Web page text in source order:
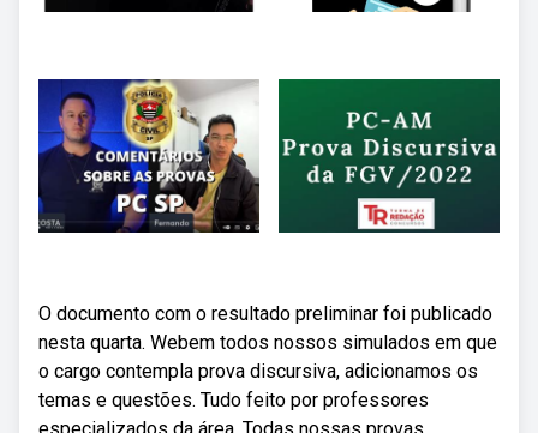
O documento com o resultado preliminar foi publicado
nesta quarta. Webem todos nossos simulados em que
o cargo contempla prova discursiva, adicionamos os
temas e questões. Tudo feito por professores